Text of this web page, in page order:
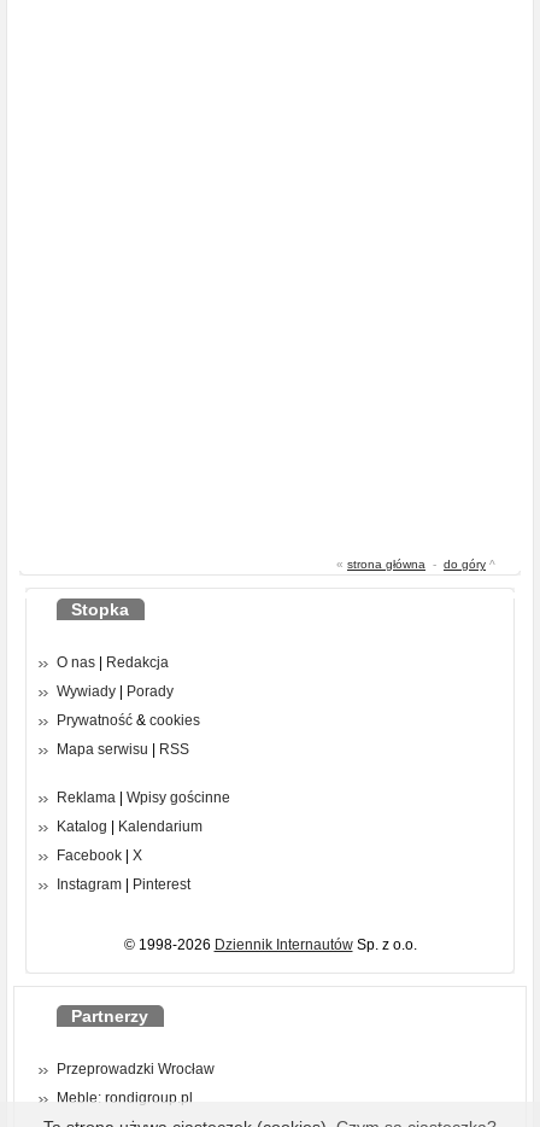
« strona główna - do góry ^
Stopka
O nas
Redakcja
Wywiady
Porady
Prywatność & cookies
Mapa serwisu
RSS
Reklama
Wpisy gościnne
Katalog
Kalendarium
Facebook
X
Instagram
Pinterest
© 1998-2026 Dziennik InternautówSp. z o.o.
Partnerzy
Przeprowadzki Wrocław
Meble: rondigroup.pl